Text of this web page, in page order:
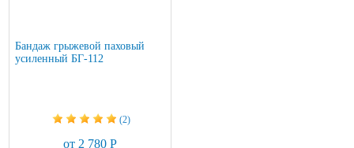
Бандаж грыжевой паховый
усиленный БГ-112
(2)
от 2 780 Р